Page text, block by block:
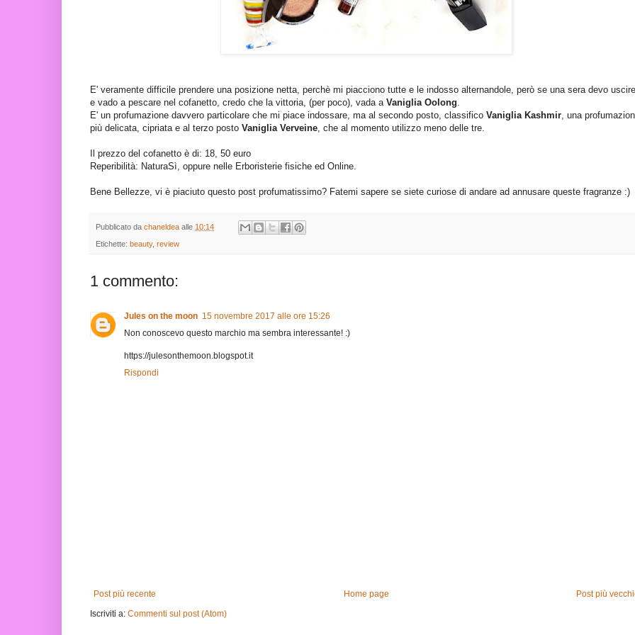
E' veramente difficile prendere una posizione netta, perchè mi piacciono tutte e le indosso alternandole, però se una sera devo
e vado a pescare nel cofanetto, credo che la vittoria, (per poco), vada a Vaniglia Oolong.
E' un profumazione davvero particolare che mi piace indossare, ma al secondo posto, classifico Vaniglia Kashmir, una
più delicata, cipriata e al terzo posto Vaniglia Verveine, che al momento utilizzo meno delle tre.
Il prezzo del cofanetto è di: 18, 50 euro
Reperibilità: NaturaSì, oppure nelle Erboristerie fisiche ed Online.
Bene Bellezze, vi è piaciuto questo post profumatissimo? Fatemi sapere se siete curiose di andare ad annusare queste fragranze :)
Pubblicato da chaneldea alle 10:14
Etichette: beauty, review
1 commento:
Jules on the moon 15 novembre 2017 alle ore 15:26
Non conoscevo questo marchio ma sembra interessante! :)
https://julesonthemoon.blogspot.it
Rispondi
Post più recente Post più
Home page
Iscriviti a: Commenti sul post (Atom)